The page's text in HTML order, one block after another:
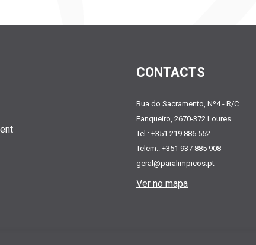
CONTACTS
Rua do Sacramento, Nº4 - R/C
Fanqueiro, 2670-372 Loures
Tel.: +351 219 886 552
Telem.: +351 937 885 908
geral@paralimpicos.pt
Ver no mapa